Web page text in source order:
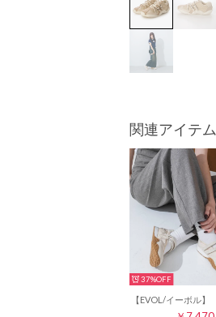
関連アイテム
37%